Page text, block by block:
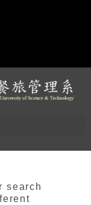
search